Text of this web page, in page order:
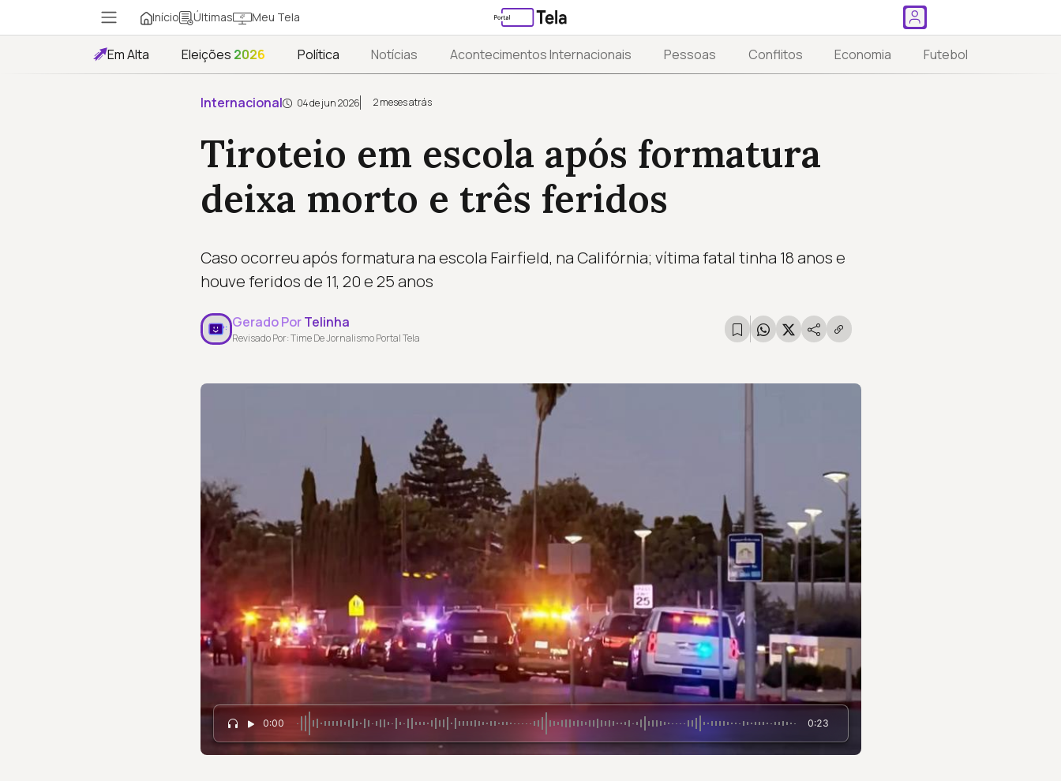
Início Últimas Meu Tela
Em Alta Eleições 2026 Política Notícias Acontecimentos Internacionais Pessoas Conflitos Economia Futebol
Internacional 04 de jun 2026 2 meses atrás
Tiroteio em escola após formatura
deixa morto e três feridos
Caso ocorreu após formatura na escola Fairfield, na Califórnia; vítima fatal tinha 18 anos e
houve feridos de 11, 20 e 25 anos
Gerado PorTelinha
Revisado Por: Time De Jornalismo Portal Tela
0:00 0:23